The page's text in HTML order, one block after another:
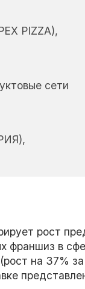
PIZZA),
сети
рост
франшиз в
на 37%